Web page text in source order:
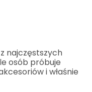
najczęstszych
osób próbuje
i właśnie